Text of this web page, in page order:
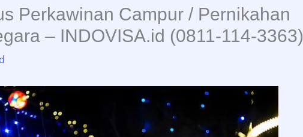
Perkawinan Campur / Pernikahan
– INDOVISA.id (0811-114-3363)